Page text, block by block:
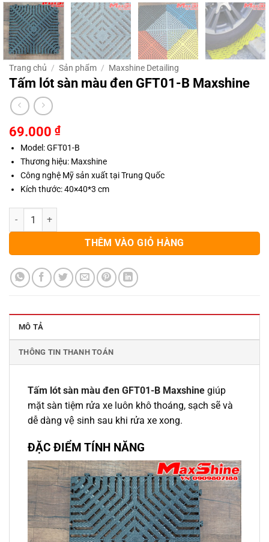
Trang chủ / Sản phẩm / Maxshine Detailing
Tấm lót sàn màu đen GFT01-B Maxshine
69.000 ₫
Model: GFT01-B
Thương hiệu: Maxshine
Công nghệ Mỹ sản xuất tại Trung Quốc
Kích thước:40×40*3 cm
Tấm lót sàn màu đen GFT01-B Maxshine số lượng
THÊM VÀO GIỎ HÀNG
MÔ TẢ
THÔNG TIN THANH TOÁN
Tấm lót sàn màu đen GFT01-B Maxshine giúp
mặt sàn tiệm rửa xe luôn khô thoáng, sạch sẽ và
dễ dàng vệ sinh sau khi rửa xe xong.
ĐẶC ĐIỂM TÍNH NĂNG